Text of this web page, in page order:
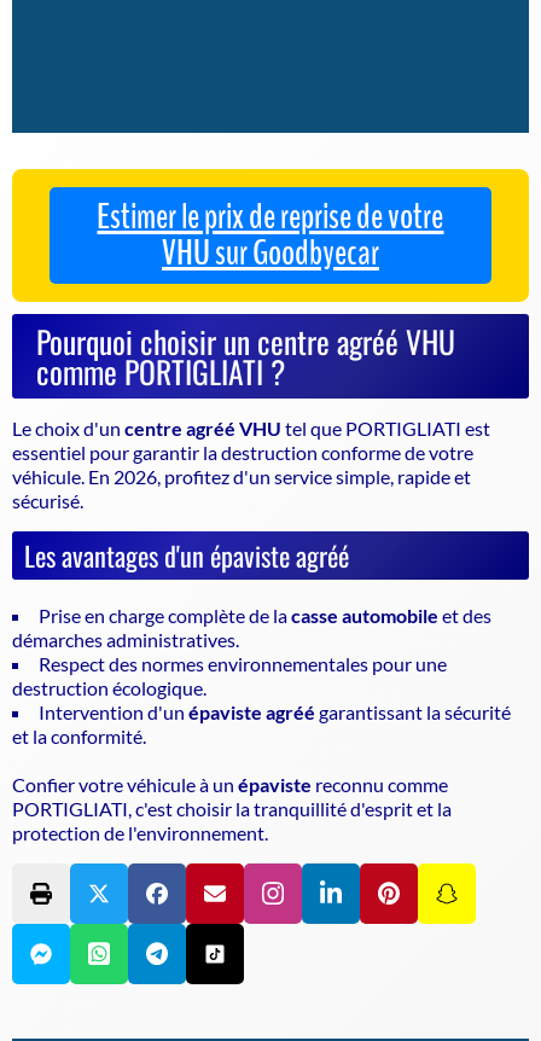
Estimer le prix de reprise de votre
VHU sur Goodbyecar
Pourquoi choisir un centre agréé VHU
comme PORTIGLIATI ?
Le choix d'un centre agréé VHU tel que PORTIGLIATI est
essentiel pour garantir ladestruction conforme de votre
véhicule . En 2026, profitez d'un service simple, rapide et
sécurisé.
Les avantages d'un épaviste agréé
Prise en charge complète de lacasse automobile et des
démarches administratives.
Respect des normes environnementales pour une
destruction écologique.
Intervention d'un épaviste agréé garantissant la sécurité
et la conformité.
Confier votre véhicule à un épaviste reconnu comme
PORTIGLIATI, c'est choisir la tranquillité d'esprit et la
protection de l'environnement.